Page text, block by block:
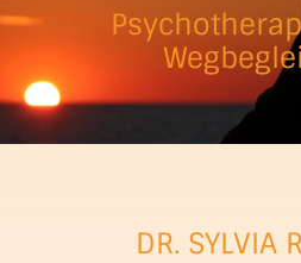
DR. SYLVIA